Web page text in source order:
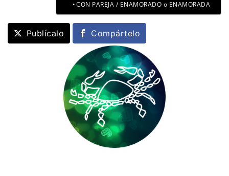
CON PAREJA / ENAMORADO o ENAMORADA
Publícalo Compártelo